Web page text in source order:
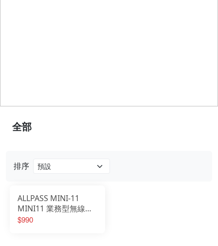
排序
ALLPASS MINI-11
MINI11 業務型無線電
對講機｜2.5W｜Type-
$990
全部